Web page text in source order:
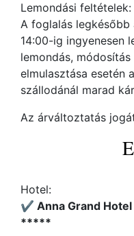
Lemondási feltételek:
A foglalás
14:00-ig ingyenesen
lemondás,
elmulasztása esetén
szállodánál marad
Az árváltoztatás
Hotel:
✔️ Anna Grand
*****